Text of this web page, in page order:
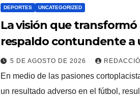
DEPORTES UNCATEGORIZED
La visión que transformó
respaldo contundente a
gestión directiva que
en la elite mundial
5 DE AGOSTO DE 2026
En medio de las pasiones
un resultado adverso en el fútbol,